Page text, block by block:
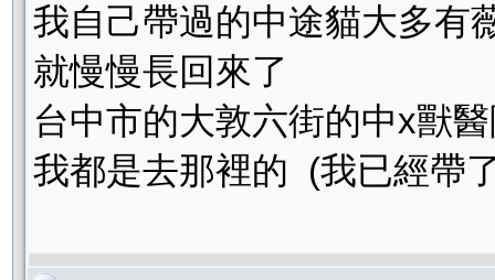
我自己帶過的中途貓大多
就慢慢長回來了
台中市的大敦六街的中x獸
我都是去那裡的 (我已經帶